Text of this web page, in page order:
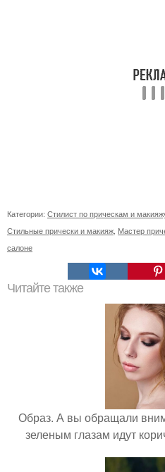
Категории: Стилист по прическам и
Стильные прически и макияж Мастер
салоне
Читайте также
Образ. А вы обращали
зеленым глазам идут